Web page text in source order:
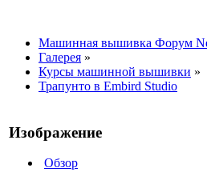
Машинная вышивка Форум
Галерея »
Курсы машинной вышивки »
Трапунто в Embird Studio
Изображение
Обзор